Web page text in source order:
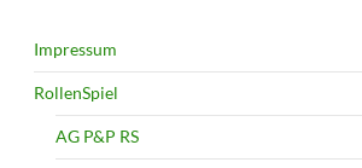
Impressum
RollenSpiel
AG P&P RS